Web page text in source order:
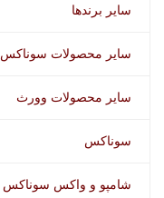
سایر برندها
سایر محصولات سوناکس
سایر محصولات وورث
سوناکس
شامپو و واکس سوناکس